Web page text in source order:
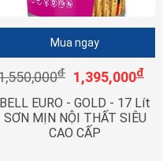
Mua ngay
đ 1,395,000đ
BELL EURO - GOLD - 17 Lít
SƠN MỊN NỘI THẤT SIÊU
CAO CẤP